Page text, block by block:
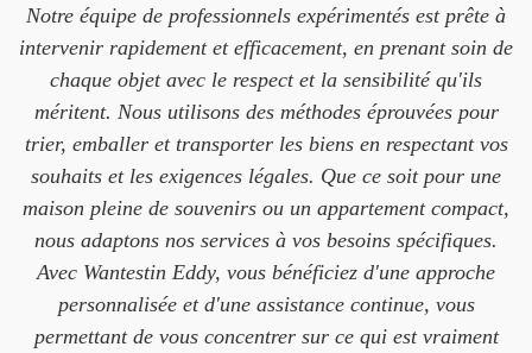
Notre équipe de professionnels expérimentés est prête à
intervenir rapidement et efficacement, en prenant soin de
chaque objet avec le respect et la sensibilité qu'ils
méritent. Nous utilisons des méthodes éprouvées pour
trier, emballer et transporter les biens en respectant vos
souhaits et les exigences légales. Que ce soit pour une
maison pleine de souvenirs ou un appartement compact,
nous adaptons nos services à vos besoins spécifiques.
Avec Wantestin Eddy, vous bénéficiez d'une approche
personnalisée et d'une assistance continue, vous
permettant de vous concentrer sur ce qui est vraiment